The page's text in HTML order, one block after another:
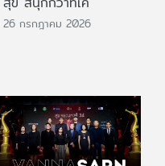
26 กรกฎาคม 2026